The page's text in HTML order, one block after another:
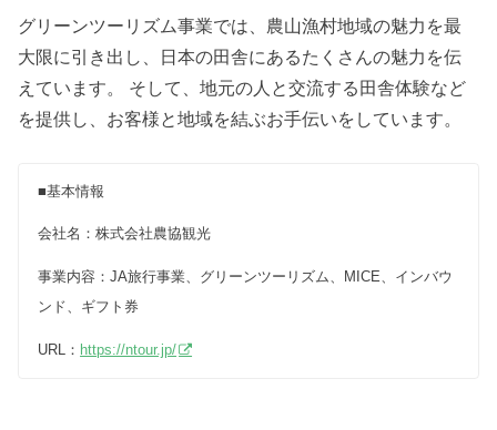
グリーンツーリズム事業では、農山漁村地域の魅力を最
大限に引き出し、日本の田舎にあるたくさんの魅力を伝
えています。 そして、地元の人と交流する田舎体験など
を提供し、お客様と地域を結ぶお手伝いをしています。
■基本情報
会社名：株式会社農協観光
事業内容：JA旅行事業、グリーンツーリズム、MICE、インバウ
ンド、ギフト券
URL： https://ntour.jp/